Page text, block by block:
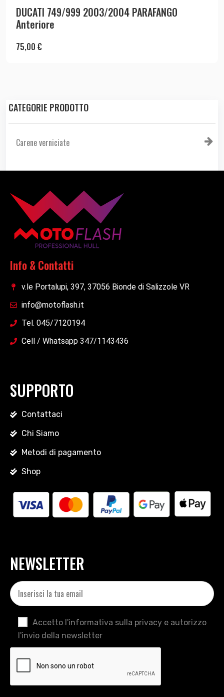
CATEGORIE PRODOTTO
Carene verniciate
DUCATI 749/999 2003/2004 PARAFANGO
Anteriore
75,00 €
Info & Contatti
v.le Portalupi, 397, 37056 Bionde di Salizzole VR
info@motoflash.it
Tel. 045/7120194
Cell / Whatsapp 347/1143436
SUPPORTO
Contattaci
Chi Siamo
Metodi di pagamento
Shop
NEWSLETTER
Accetto l'informativa sulla privacy e autorizzo
l'invio della newsletter